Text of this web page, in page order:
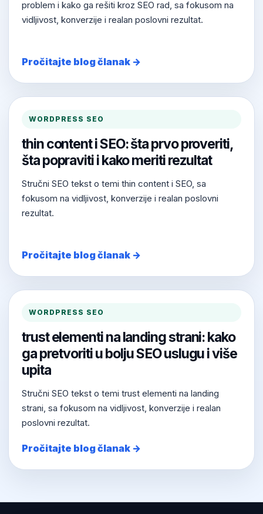
problem i kako ga rešiti kroz SEO rad, sa fokusom na
vidljivost, konverzije i realan poslovni rezultat.
Pročitajte blog članak →
WORDPRESS SEO
thin content i SEO: šta prvo proveriti,
šta popraviti i kako meriti rezultat
Stručni SEO tekst o temi thin content i SEO, sa
fokusom na vidljivost, konverzije i realan poslovni
rezultat.
Pročitajte blog članak →
WORDPRESS SEO
trust elementi na landing strani: kako
ga pretvoriti u bolju SEO uslugu i više
upita
Stručni SEO tekst o temi trust elementi na landing
strani, sa fokusom na vidljivost, konverzije i realan
poslovni rezultat.
Pročitajte blog članak →